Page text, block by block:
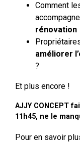
Comment
rénovation
améliorer
?
Et plus encore !
AJJY CONCEPT
11h45, ne le
Pour en savoir